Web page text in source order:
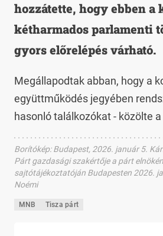
hozzátette, hogy ebben a
kétharmados parlamenti
gyors előrelépés várható.
Megállapodtak abban, hogy a
együttműködés jegyében
hasonló találkozókat - közölte
Borítókép: Budapest, 2026. január 5.
Párt gazdasági szakértője a párt
sajtótájékoztatóján Budapesten 2026.
Noémi
MNB Tisza párt